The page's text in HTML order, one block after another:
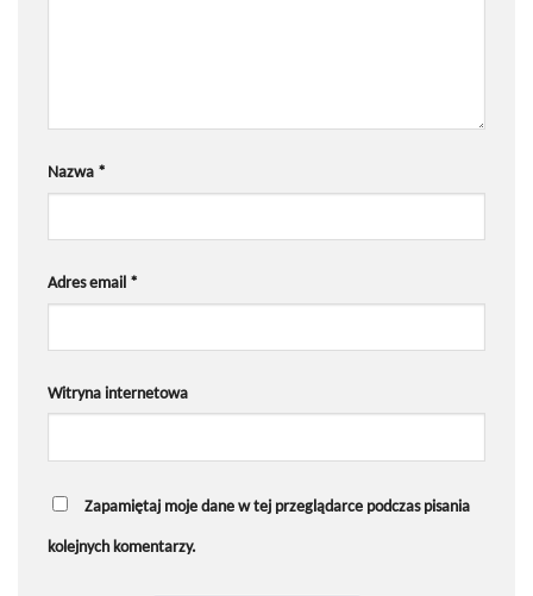
Nazwa *
Adres email *
Witryna internetowa
Zapamiętaj moje dane w tej przeglądarce podczas pisania
kolejnych komentarzy.